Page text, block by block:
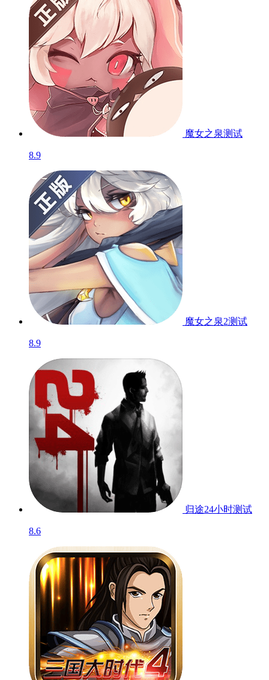
魔女之泉测试
8.9
魔女之泉2测试
8.9
归途24小时测试
8.6